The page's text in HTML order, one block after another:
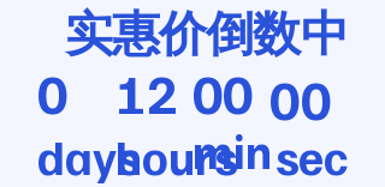
实惠价倒数中
0
days
12
hours
00
min
00
sec